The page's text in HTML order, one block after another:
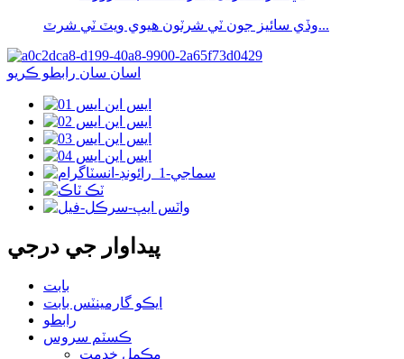
وڏي سائيز جون ٽي شرٽون هيوي ويٽ ٽي شرٽ...
اسان سان رابطو ڪريو
پيداوار جي درجي
بابت
ايڪو گارمينٽس بابت
رابطو
ڪسٽم سروس
مڪمل خدمت